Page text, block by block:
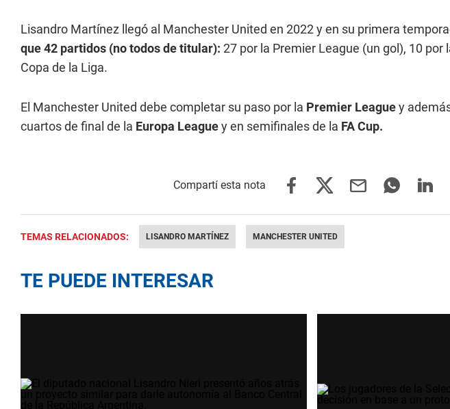
Lisandro Martínez llegó al Manchester United en 2022 y en su primera
que 42 partidos (no todos de titular): 27 por la Premier League (un gol), 10 por
Copa de la Liga.
El Manchester United debe completar su paso por la Premier Leaguey
cuartos de final de la Europa Leaguey en semifinales de la FA Cup.
TEMAS RELACIONADOS: LISANDRO MARTÍNEZ MANCHESTER UNITED
TE PUEDE INTERESAR